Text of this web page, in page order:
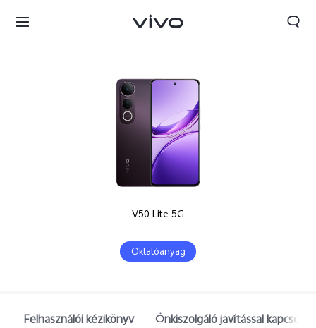
V50 Lite 5G
Oktatóanyag
Felhasználói kézikönyv Önkiszolgáló javítással